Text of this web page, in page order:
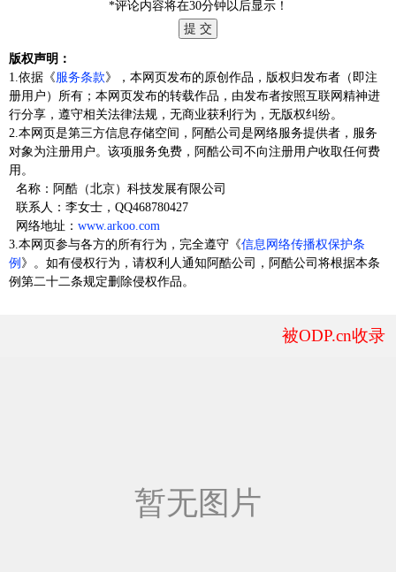
*评论内容将在30分钟以后显示！
版权声明：
1.依据《服务条款》，本网页发布的原创作品，版权归发布者（即注
册用户）所有；本网页发布的转载作品，由发布者按照互联网精神进
行分享，遵守相关法律法规，无商业获利行为，无版权纠纷。
2.本网页是第三方信息存储空间，阿酷公司是网络服务提供者，服务
对象为注册用户。该项服务免费，阿酷公司不向注册用户收取任何费
用。
名称：阿酷（北京）科技发展有限公司
联系人：李女士，QQ468780427
网络地址： www.arkoo.com
3.本网页参与各方的所有行为，完全遵守《信息网络传播权保护条
例》。如有侵权行为，请权利人通知阿酷公司，阿酷公司将根据本条
例第二十二条规定删除侵权作品。
被ODP.cn收录